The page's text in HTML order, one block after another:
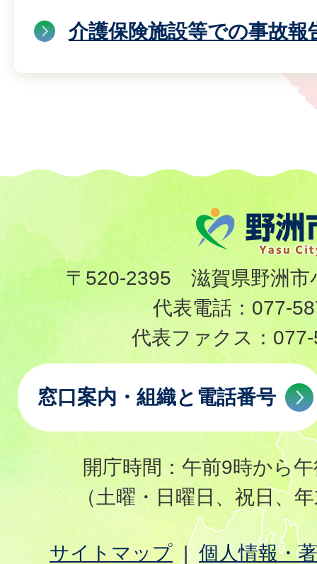
介護保険施設等での事故報
〒520-2395 滋賀県野洲市
代表電話： 077-
代表ファクス：
窓口案内・組織と電話番号
開庁時間：午前9時から
（土曜・日曜日、祝日、
サイトマップ 個人情報・